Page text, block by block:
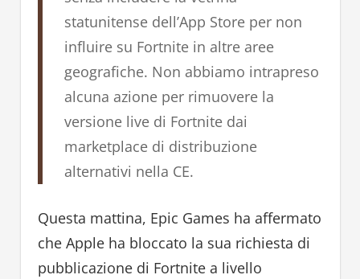
statunitense dell’App Store per non
influire su Fortnite in altre aree
geografiche. Non abbiamo intrapreso
alcuna azione per rimuovere la
versione live di Fortnite dai
marketplace di distribuzione
alternativi nella CE.
Questa mattina, Epic Games ha affermato
che Apple ha bloccato la sua richiesta di
pubblicazione di Fortnite a livello